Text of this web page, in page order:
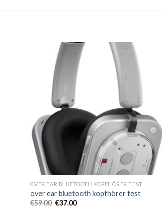
OVER EAR BLUETOOTH KOPFHÖRER TEST
over ear bluetooth kopfhörer test
€59.00 €37.00